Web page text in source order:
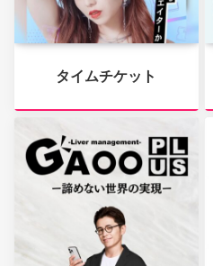
タイムチケット